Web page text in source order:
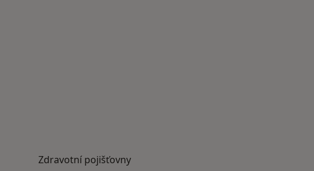
Zdravotní pojišťovny